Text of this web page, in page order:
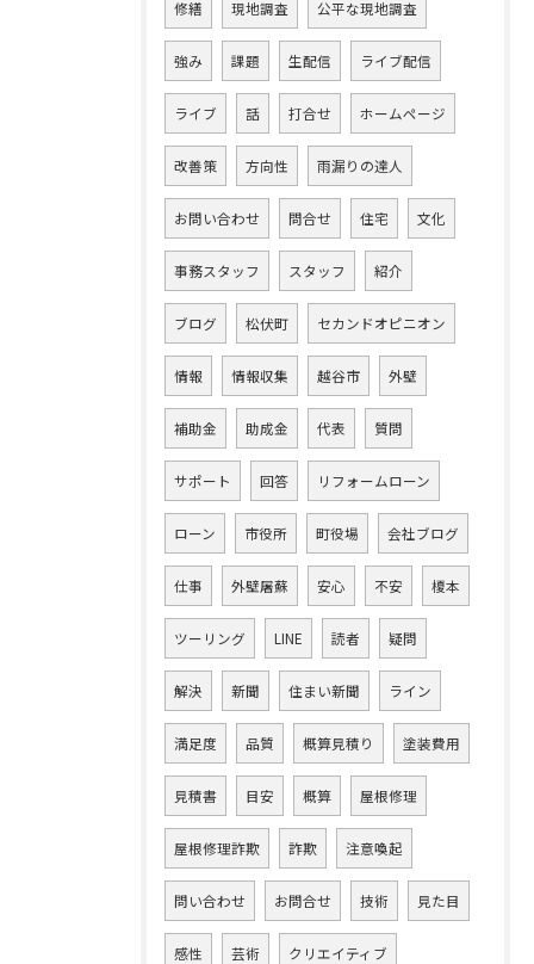
修繕 現地調査 公平な現地調査
強み 課題 生配信 ライブ配信
ライブ 話 打合せ ホームページ
改善策 方向性 雨漏りの達人
お問い合わせ 問合せ 住宅 文化
事務スタッフ スタッフ 紹介
ブログ 松伏町 セカンドオピニオン
情報 情報収集 越谷市 外壁
補助金 助成金 代表 質問
サポート 回答 リフォームローン
ローン 市役所 町役場 会社ブログ
仕事 外壁屠蘇 安心 不安 榎本
ツーリング LINE 読者 疑問
解決 新聞 住まい新聞 ライン
満足度 品質 概算見積り 塗装費用
見積書 目安 概算 屋根修理
屋根修理詐欺 詐欺 注意喚起
問い合わせ お問合せ 技術 見た目
感性 芸術 クリエイティブ